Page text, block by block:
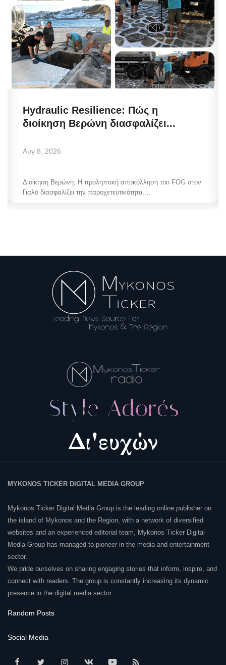
Hydraulic Resilience: Πώς η
διοίκηση Βερώνη διασφαλίζει...
Αυγ 8, 2026
Διοίκηση Βερώνη: Η προληπτική αποκόλληση του FOG στον
Γιαλό διασφαλίζει την παροχετευτικότητα....
MYKONOS TICKER DIGITAL MEDIA GROUP
Mykonos Ticker Digital Media Group is the leading online publisher on
the island of Mykonos and the Region, with a network of diversified
websites and an experienced editorial team, Mykonos Ticker Digital
Media Group has managed to pioneer in the media and entertainment
sector.
We pride ourselves on sharing engaging stories that inform, inspire, and
connect with readers. The group is constantly increasing its dynamic
presence in the digital media sector.
Random Posts
Social Media